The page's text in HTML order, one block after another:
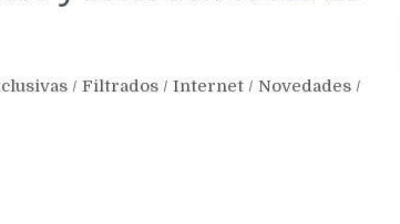
/ Filtrados / Internet / Novedades /